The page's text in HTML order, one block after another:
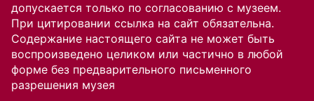
допускается только по согласованию с музеем.
При цитировании ссылка на сайт обязательна.
Содержание настоящего сайта не может быть
воспроизведено целиком или частично в любой
форме без предварительного письменного
разрешения музея